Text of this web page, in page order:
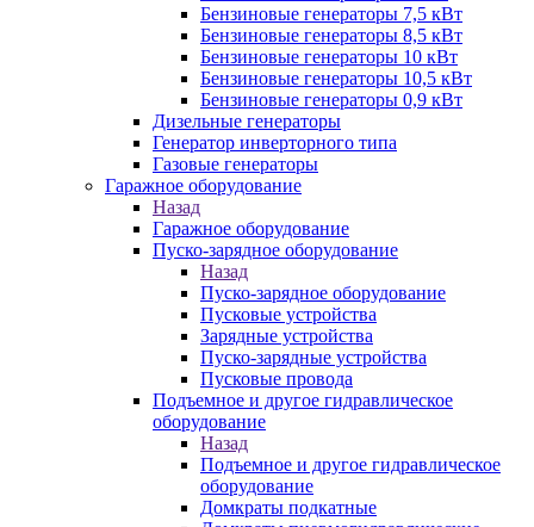
Бензиновые генераторы 7,5 кВт
Бензиновые генераторы 8,5 кВт
Бензиновые генераторы 10 кВт
Бензиновые генераторы 10,5 кВт
Бензиновые генераторы 0,9 кВт
Дизельные генераторы
Генератор инверторного типа
Газовые генераторы
Гаражное оборудование
Назад
Гаражное оборудование
Пуско-зарядное оборудование
Назад
Пуско-зарядное оборудование
Пусковые устройства
Зарядные устройства
Пуско-зарядные устройства
Пусковые провода
Подъемное и другое гидравлическое
оборудование
Назад
Подъемное и другое гидравлическое
оборудование
Домкраты подкатные